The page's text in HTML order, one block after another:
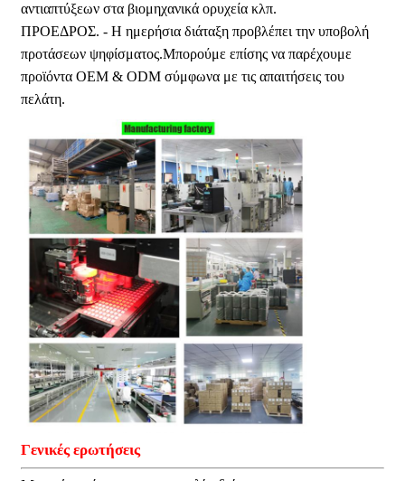
αντιαπτύξεων στα βιομηχανικά ορυχεία κλπ.
ΠΡΟΕΔΡΟΣ. - Η ημερήσια διάταξη προβλέπει την υποβολή
προτάσεων ψηφίσματος.Μπορούμε επίσης να παρέχουμε
προϊόντα OEM & ODM σύμφωνα με τις απαιτήσεις του
πελάτη.
Γενικές ερωτήσεις